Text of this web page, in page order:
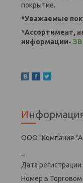
покрытие.
*Уважаемые
*Ассортимент,
информации-
ООО "Компания
Дата
Номер в Торговом